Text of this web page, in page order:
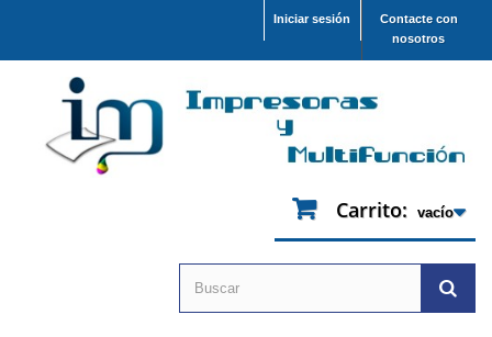
Contacte con
nosotros
Iniciar sesión
Carrito: vacío